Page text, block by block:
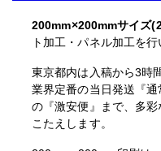
200mm×200mmサイズ
ト加工・パネル加工を行
東京都内は入稿から3時
業界定番の当日発送『
の『激安便』まで、多
こたえします。